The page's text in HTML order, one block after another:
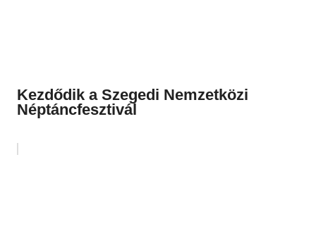
Kezdődik a Szegedi Nemzetközi
Néptáncfesztivál